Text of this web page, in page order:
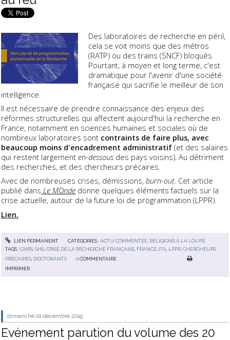
Des laboratoires de recherche en péril,
cela se voit moins que des métros
(RATP) ou des trains (SNCF) bloqués.
Pourtant, à moyen et long terme, c'est
dramatique pour l'avenir d'une société
française qui sacrifie le meilleur de son
intelligence.
Il est nécessaire de prendre connaissance des enjeux des
réformes structurelles qui affectent aujourd'hui la recherche en
France, notamment en sciences humaines et sociales où de
nombreux laboratoires sont contraints de faire plus, avec
beaucoup moins d'encadrement administratif (et des salaires
qui restent largement en-dessous des pays voisins). Au détriment
des recherches, et des chercheurs précaires.
Avec de nombreuses crises, démissions, burn-out. Cet article
publié dans Le MOnde donne quelques éléments factuels sur la
crise actuelle, autour de la future loi de programmation (LPPR).
Lien.
LIEN PERMANENT CATÉGORIES :ACTU COMMENTÉE, RELIGIONS À LA LOUPE
TAGS :CNRS ,SHS ,CRISE DE LA RECHERCHE FRANÇAISE FRANCE ITA LPPR ,CHERCHEURS
PRÉCAIRES DOCTORANTS 0 COMMENTAIRE
IMPRIMER
dimanche 01 décembre 2019
Evénement parution du volume des 20